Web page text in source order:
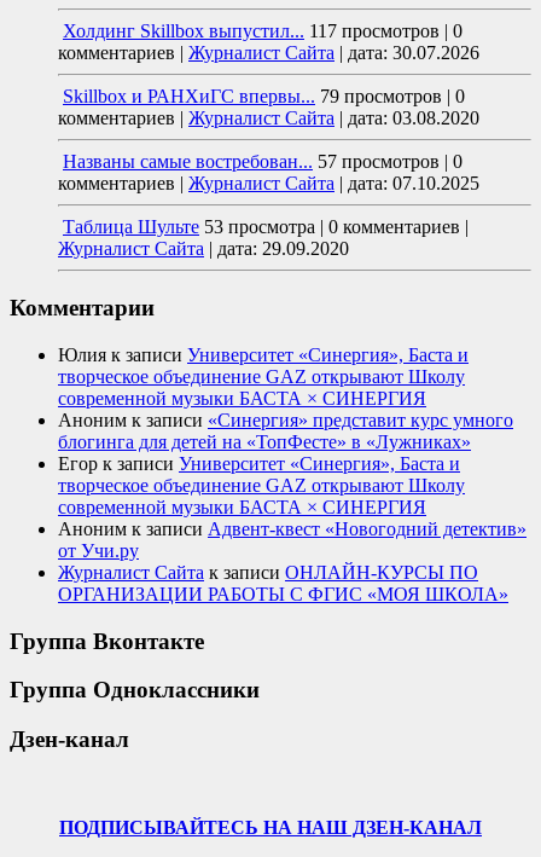
Холдинг Skillbox выпустил... 117 просмотров
0
комментариев
Журналист Сайта дата: 30.07.2026
Skillbox и РАНХиГС впервы... 79 просмотров
0
комментариев
Журналист Сайта дата: 03.08.2020
Названы самые востребован... 57 просмотров
0
комментариев
Журналист Сайта дата: 07.10.2025
Таблица Шульте 53 просмотра 0 комментариев
Журналист Сайта
дата: 29.09.2020
Комментарии
Юлия к записи Университет «Синергия», Баста и
творческое объединение GAZ открывают Школу
современной музыки БАСТА × СИНЕРГИЯ
Аноним к записи «Синергия» представит курс умного
блогинга для детей на «ТопФесте» в «Лужниках»
Егор к записи Университет «Синергия», Баста и
творческое объединение GAZ открывают Школу
современной музыки БАСТА × СИНЕРГИЯ
Аноним к записи Адвент-квест «Новогодний детектив»
от Учи.ру
Журналист Сайта к записи ОНЛАЙН-КУРСЫ ПО
ОРГАНИЗАЦИИ РАБОТЫ С ФГИС «МОЯ ШКОЛА»
Группа Вконтакте
Группа Одноклассники
Дзен-канал
ПОДПИСЫВАЙТЕСЬ НА НАШ ДЗЕН-КАНАЛ